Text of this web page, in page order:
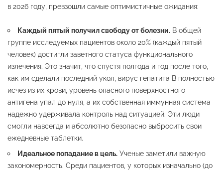
в 2026 году, превзошли самые оптимистичные ожидания:
Каждый пятый получил свободу от болезни. В общей
группе исследуемых пациентов около 20% (каждый пятый
человек) достигли заветного статуса функционального
излечения. Это значит, что спустя полгода и год после того,
как им сделали последний укол, вирус гепатита B полностью
исчез из их крови, уровень опасного поверхностного
антигена упал до нуля, а их собственная иммунная система
надежно удерживала контроль над ситуацией. Эти люди
смогли навсегда и абсолютно безопасно выбросить свои
ежедневные таблетки.
Идеальное попадание в цель. Ученые заметили важную
закономерность. Среди пациентов, у которых изначально (до